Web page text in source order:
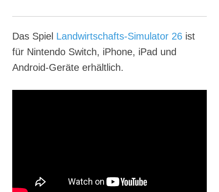
Das Spiel Landwirtschafts-Simulator 26 ist
für Nintendo Switch, iPhone, iPad und
Android-Geräte erhältlich.